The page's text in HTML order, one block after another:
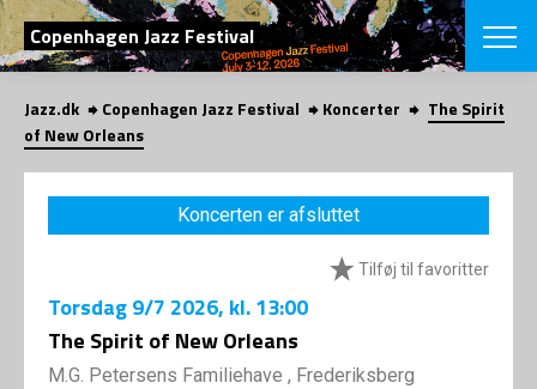
SØG
Copenhagen Jazz Festival
English
VÆLG
VINTERJAZZ
Temaer
LOCATIONS
Jazz.dk Copenhagen Jazz Festival Koncerter
The Spirit
of New Orleans
Koncerten er afsluttet
Tilføj til favoritter
Torsdag9/7 2026, kl. 13:00
The Spirit of New Orleans
M.G. Petersens Familiehave , Frederiksberg